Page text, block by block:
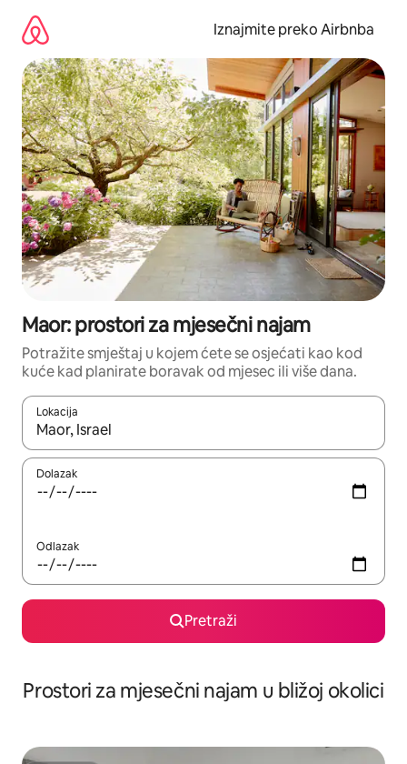
sadržaj
Iznajmite preko Airbnba
Maor: prostori za mjesečni najam
Potražite smještaj u kojem ćete se osjećati kao kod
kuće kad planirate boravak od mjesec ili više dana.
Lokacija
Kada budu dostupni rezultati, moći ćete ih pregledati
Dolazak
Odlazak
Pretraži
Prostori za mjesečni najam u bližoj okolici